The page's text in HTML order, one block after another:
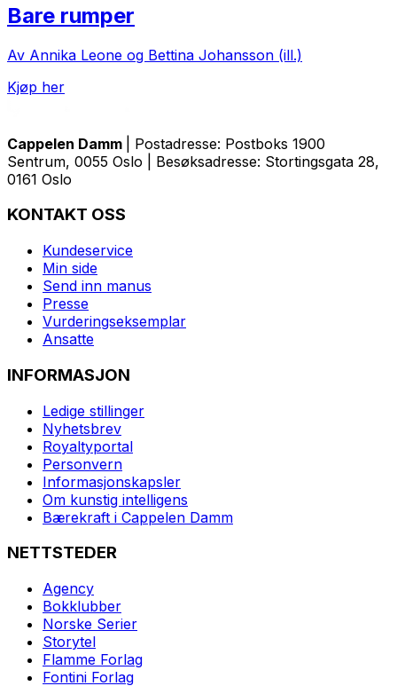
Bare rumper
Av Annika Leone og Bettina Johansson (ill.)
Kjøp her
Cappelen Damm
| Postadresse: Postboks 1900
Sentrum, 0055 Oslo | Besøksadresse: Stortingsgata 28,
0161 Oslo
KONTAKT OSS
Kundeservice
Min side
Send inn manus
Presse
Vurderingseksemplar
Ansatte
INFORMASJON
Ledige stillinger
Nyhetsbrev
Royaltyportal
Personvern
Informasjonskapsler
Om kunstig intelligens
Bærekraft i Cappelen Damm
NETTSTEDER
Agency
Bokklubber
Norske Serier
Storytel
Flamme Forlag
Fontini Forlag